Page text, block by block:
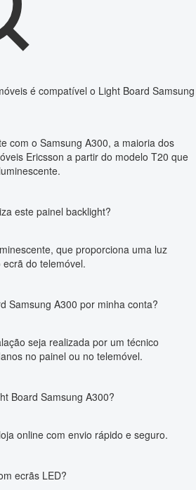
é compatível o Light Board Samsung
com o Samsung A300, a maioria dos
Ericsson a partir do modelo T20 que
este painel backlight?
que proporciona uma luz
do telemóvel.
Samsung A300 por minha conta?
seja realizada por um técnico
no painel ou no telemóvel.
Board Samsung A300?
online com envio rápido e seguro.
ecrãs LED?